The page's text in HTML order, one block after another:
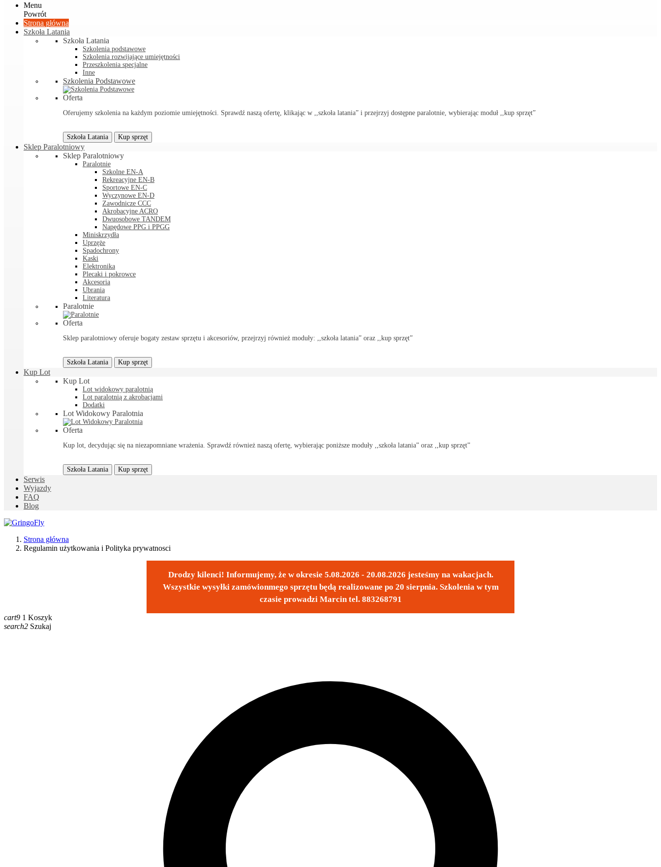
Menu
Powrót
Strona główna
Szkoła Latania
Szkoła Latania
Szkolenia podstawowe
Szkolenia rozwijające umiejętności
Przeszkolenia specjalne
Inne
Szkolenia Podstawowe
Oferta
Oferujemy szkolenia na każdym poziomie umiejętności. Sprawdź naszą ofertę, klikając w ,,szkoła latania” i przejrzyj dostępne paralotnie, wybierając moduł ,,kup sprzęt”
Szkoła Latania Kup sprzęt
Sklep Paralotniowy
Sklep Paralotniowy
Paralotnie
Szkolne EN-A
Rekreacyjne EN-B
Sportowe EN-C
Wyczynowe EN-D
Zawodnicze CCC
Akrobacyjne ACRO
Dwuosobowe TANDEM
Napędowe PPG i PPGG
Miniskrzydła
Uprzęże
Spadochrony
Kaski
Elektronika
Plecaki i pokrowce
Akcesoria
Ubrania
Literatura
Paralotnie
Oferta
Sklep paralotniowy oferuje bogaty zestaw sprzętu i akcesoriów, przejrzyj również moduły: ,,szkoła latania” oraz ,,kup sprzęt”
Szkoła Latania Kup sprzęt
Kup Lot
Kup Lot
Lot widokowy paralotnią
Lot paralotnią z akrobacjami
Dodatki
Lot Widokowy Paralotnia
Oferta
Kup lot, decydując się na niezapomniane wrażenia. Sprawdź również naszą ofertę, wybierając poniższe moduły ,,szkoła latania” oraz ,,kup sprzęt”
Szkoła Latania Kup sprzęt
Serwis
Wyjazdy
FAQ
Blog
Strona główna
Regulamin użytkowania i Polityka prywatnosci
Drodzy kilenci! Informujemy, że w okresie 5.08.2026 - 20.08.2026 jesteśmy na wakacjach.
Wszystkie wysyłki zamówionmego sprzętu będą realizowane po 20 sierpnia. Szkolenia w tym
czasie prowadzi Marcin tel. 883268791
cart9 1 Koszyk
search2 Szukaj